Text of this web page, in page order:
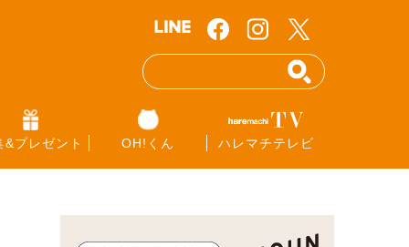
&プレゼント OH!くん ハレマチテレビ